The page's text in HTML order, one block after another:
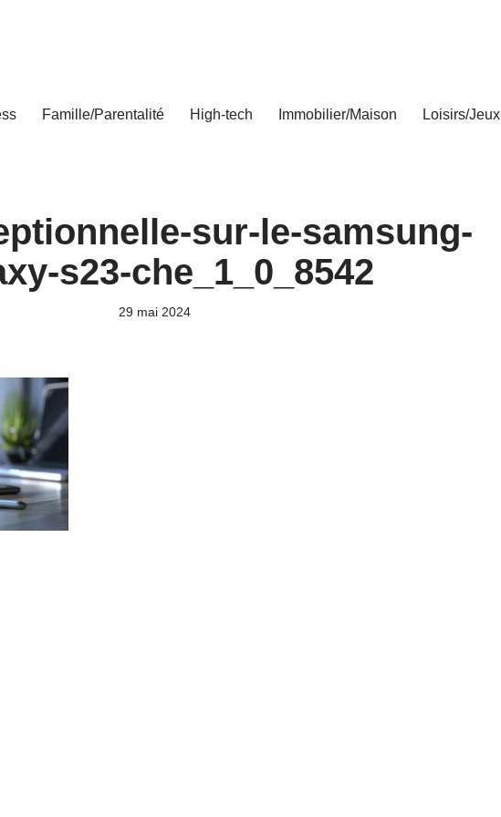
Famille/Parentalité High-tech Immobilier/Maison Loisirs/Jeux
sur-le-samsung-
s23-che_1_0_8542
29 mai 2024